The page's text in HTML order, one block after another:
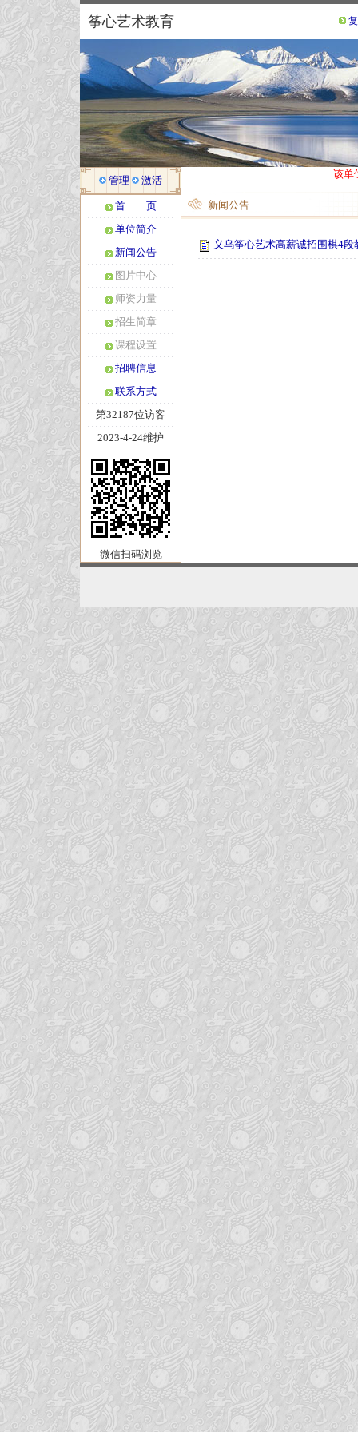
筝心艺术教育
管理 激活
首 页
单位简介
新闻公告
图片中心
师资力量
招生简章
课程设置
招聘信息
联系方式
第32187位访客
2023-4-24维护
微信扫码浏览
该单
新闻公告
义乌筝心艺术高薪诚招围棋4段